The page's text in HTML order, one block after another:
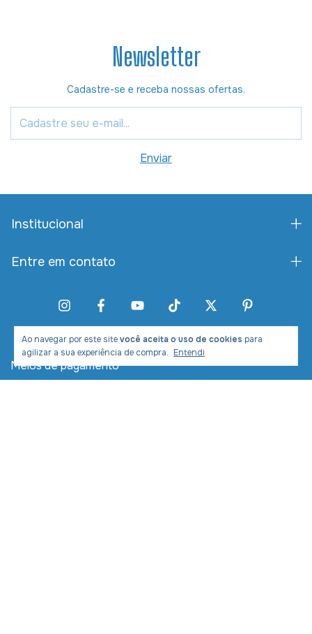
Ao navegar por este sitevocê aceita o uso de cookies para
agilizar a sua experiência de compra. Entendi
Newsletter
Cadastre-se e receba nossas ofertas.
Institucional
Entre em contato
Meios de pagamento